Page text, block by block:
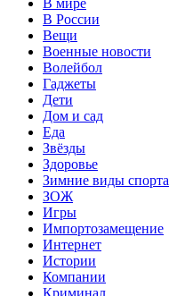
В России
Вещи
Военные новости
Волейбол
Гаджеты
Дети
Дом и сад
Еда
Звёзды
Здоровье
Зимние виды спорта
ЗОЖ
Игры
Импортозамещение
Интернет
Истории
Компании
Криминал